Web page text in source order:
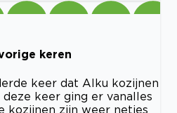
keren
keer dat Alku kozijnen
keer ging er vanalles
kozijnen zijn weer netjes